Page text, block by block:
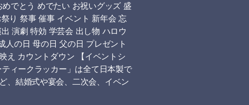
でとう めでたい お祝いグッズ 盛
り 祭事 催事 イベント 新年会 忘
演劇 特効 学芸会 出し物 ハロウ
人の日 母の日 父の日 プレゼント
え カウントダウン 【イベントシ
ィークラッカー」は全て日本製で
、結婚式や宴会、二次会、イベン